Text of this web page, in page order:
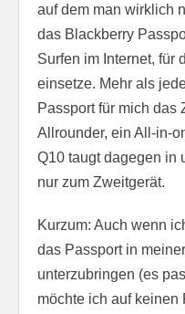
auf dem man wirklich
das Blackberry
Surfen im Internet, für
einsetze. Mehr als
Passport für mich das
Allrounder, ein All-in-
Q10 taugt dagegen in
nur zum Zweitgerät.
Kurzum: Auch wenn
das Passport in
unterzubringen (es
möchte ich auf keinen